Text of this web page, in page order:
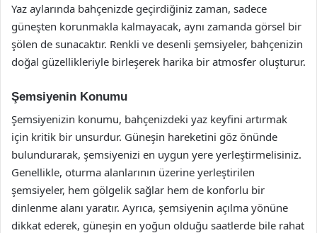
Yaz aylarında bahçenizde geçirdiğiniz zaman, sadece
güneşten korunmakla kalmayacak, aynı zamanda görsel bir
şölen de sunacaktır. Renkli ve desenli şemsiyeler, bahçenizin
doğal güzellikleriyle birleşerek harika bir atmosfer oluşturur.
Şemsiyenin Konumu
Şemsiyenizin konumu, bahçenizdeki yaz keyfini artırmak
için kritik bir unsurdur. Güneşin hareketini göz önünde
bulundurarak, şemsiyenizi en uygun yere yerleştirmelisiniz.
Genellikle, oturma alanlarının üzerine yerleştirilen
şemsiyeler, hem gölgelik sağlar hem de konforlu bir
dinlenme alanı yaratır. Ayrıca, şemsiyenin açılma yönüne
dikkat ederek, güneşin en yoğun olduğu saatlerde bile rahat